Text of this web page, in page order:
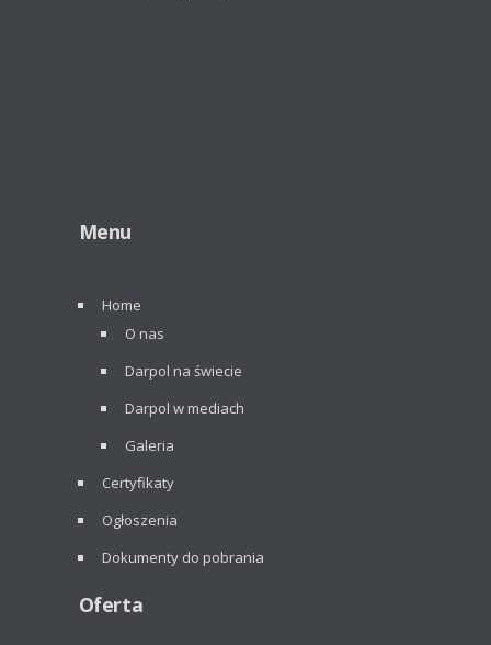
Menu
Home
O nas
Darpol na świecie
Darpol w mediach
Galeria
Certyfikaty
Ogłoszenia
Dokumenty do pobrania
Oferta